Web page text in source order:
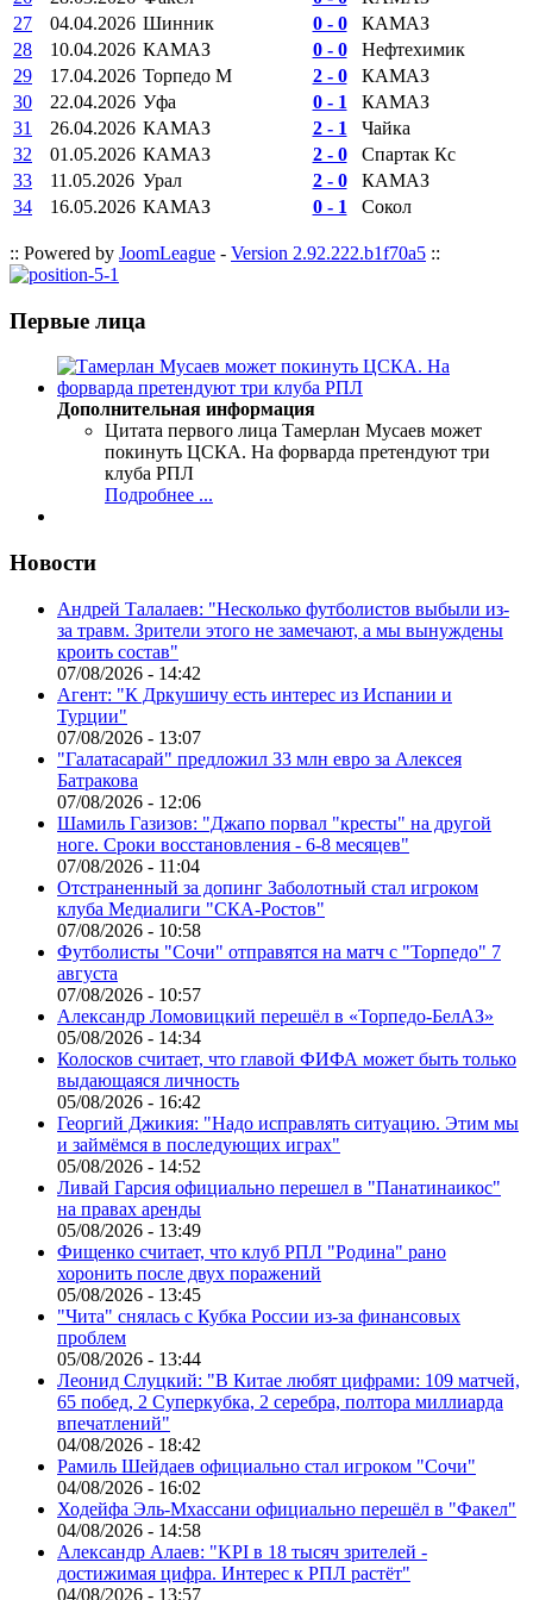
27
04.04.2026 Шинник 0 - 0
КАМАЗ
28
10.04.2026 КАМАЗ 0 - 0
Нефтехимик
29
17.04.2026 Торпедо М 2 - 0
КАМАЗ
30
22.04.2026 Уфа 0 - 1
КАМАЗ
31
26.04.2026 КАМАЗ 2 - 1
Чайка
32
01.05.2026 КАМАЗ 2 - 0
Спартак Кс
33
11.05.2026 Урал 2 - 0
КАМАЗ
34
16.05.2026 КАМАЗ 0 - 1 Сокол
:: Powered by JoomLeague - Version 2.92.222.b1f70a5 ::
Первые лица
Дополнительная информация
Цитата первого лица Тамерлан Мусаев может
покинуть ЦСКА. На форварда претендуют три
клуба РПЛ
Подробнее ...
Новости
Андрей Талалаев: "Несколько футболистов выбыли из-
за травм. Зрители этого не замечают, а мы вынуждены
кроить состав"
07/08/2026 - 14:42
Агент: "К Дркушичу есть интерес из Испании и
Турции"
07/08/2026 - 13:07
"Галатасарай" предложил 33 млн евро за Алексея
Батракова
07/08/2026 - 12:06
Шамиль Газизов: "Джапо порвал "кресты" на другой
ноге. Сроки восстановления - 6-8 месяцев"
07/08/2026 - 11:04
Отстраненный за допинг Заболотный стал игроком
клуба Медиалиги "СКА-Ростов"
07/08/2026 - 10:58
Футболисты "Сочи" отправятся на матч с "Торпедо" 7
августа
07/08/2026 - 10:57
Александр Ломовицкий перешёл в «Торпедо-БелАЗ»
05/08/2026 - 14:34
Колосков считает, что главой ФИФА может быть только
выдающаяся личность
05/08/2026 - 16:42
Георгий Джикия: "Надо исправлять ситуацию. Этим мы
и займёмся в последующих играх"
05/08/2026 - 14:52
Ливай Гарсия официально перешел в "Панатинаикос"
на правах аренды
05/08/2026 - 13:49
Фищенко считает, что клуб РПЛ "Родина" рано
хоронить после двух поражений
05/08/2026 - 13:45
"Чита" снялась с Кубка России из-за финансовых
проблем
05/08/2026 - 13:44
Леонид Слуцкий: "В Китае любят цифрами: 109 матчей,
65 побед, 2 Суперкубка, 2 серебра, полтора миллиарда
впечатлений"
04/08/2026 - 18:42
Рамиль Шейдаев официально стал игроком "Сочи"
04/08/2026 - 16:02
Ходейфа Эль-Мхассани официально перешёл в "Факел"
04/08/2026 - 14:58
Александр Алаев: "KPI в 18 тысяч зрителей -
достижимая цифра. Интерес к РПЛ растёт"
04/08/2026 - 13:57